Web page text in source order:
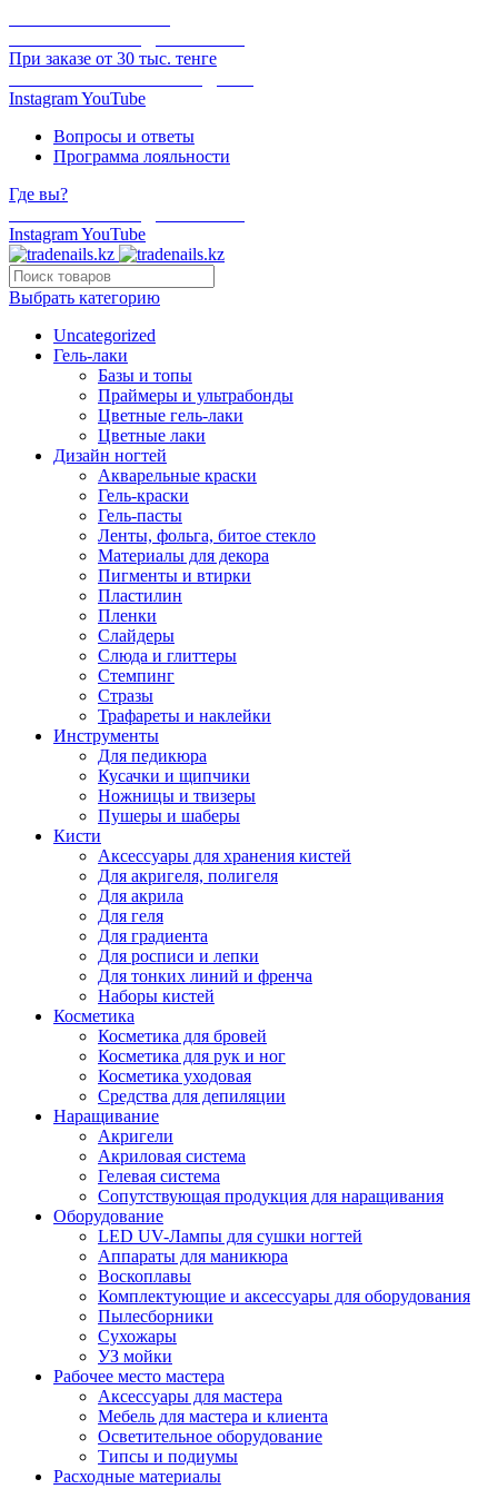
При заказе от 30 тыс. тенге
InstagramYouTube
Вопросы и ответы
Программа лояльности
Где вы?
InstagramYouTube
Выбрать категорию
Uncategorized
Гель-лаки
Базы и топы
Праймеры и ультрабонды
Цветные гель-лаки
Цветные лаки
Дизайн ногтей
Акварельные краски
Гель-краски
Гель-пасты
Ленты, фольга, битое стекло
Материалы для декора
Пигменты и втирки
Пластилин
Пленки
Слайдеры
Слюда и глиттеры
Стемпинг
Стразы
Трафареты и наклейки
Инструменты
Для педикюра
Кусачки и щипчики
Ножницы и твизеры
Пушеры и шаберы
Кисти
Аксессуары для хранения кистей
Для акригеля, полигеля
Для акрила
Для геля
Для градиента
Для росписи и лепки
Для тонких линий и френча
Наборы кистей
Косметика
Косметика для бровей
Косметика для рук и ног
Косметика уходовая
Средства для депиляции
Наращивание
Акригели
Акриловая система
Гелевая система
Сопутствующая продукция для наращивания
Оборудование
LED UV-Лампы для сушки ногтей
Аппараты для маникюра
Воскоплавы
Комплектующие и аксессуары для оборудования
Пылесборники
Сухожары
УЗ мойки
Рабочее место мастера
Аксессуары для мастера
Мебель для мастера и клиента
Осветительное оборудование
Типсы и подиумы
Расходные материалы